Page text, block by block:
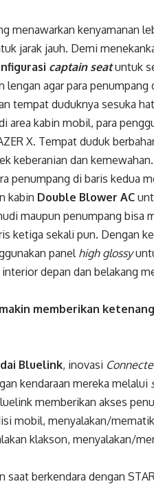
menawarkan kenyamanan
jarak jauh. Demi
captain seat untuk
lengan agar para penumpang
tempat duduknya sesuka
area kabin mobil, para
X. Tempat duduk
keberanian dan
penumpang di baris kedua
kabin Double Blower AC
maupun penumpang bisa
ketiga sekali pun. Dengan
panelhigh glossy
depan dan belakang
memberikan
Bluelink, inovasi
kendaraan mereka melalui
memberikan akses
mobil, menyalakan/
klakson, menyalakan/
berkendara dengan